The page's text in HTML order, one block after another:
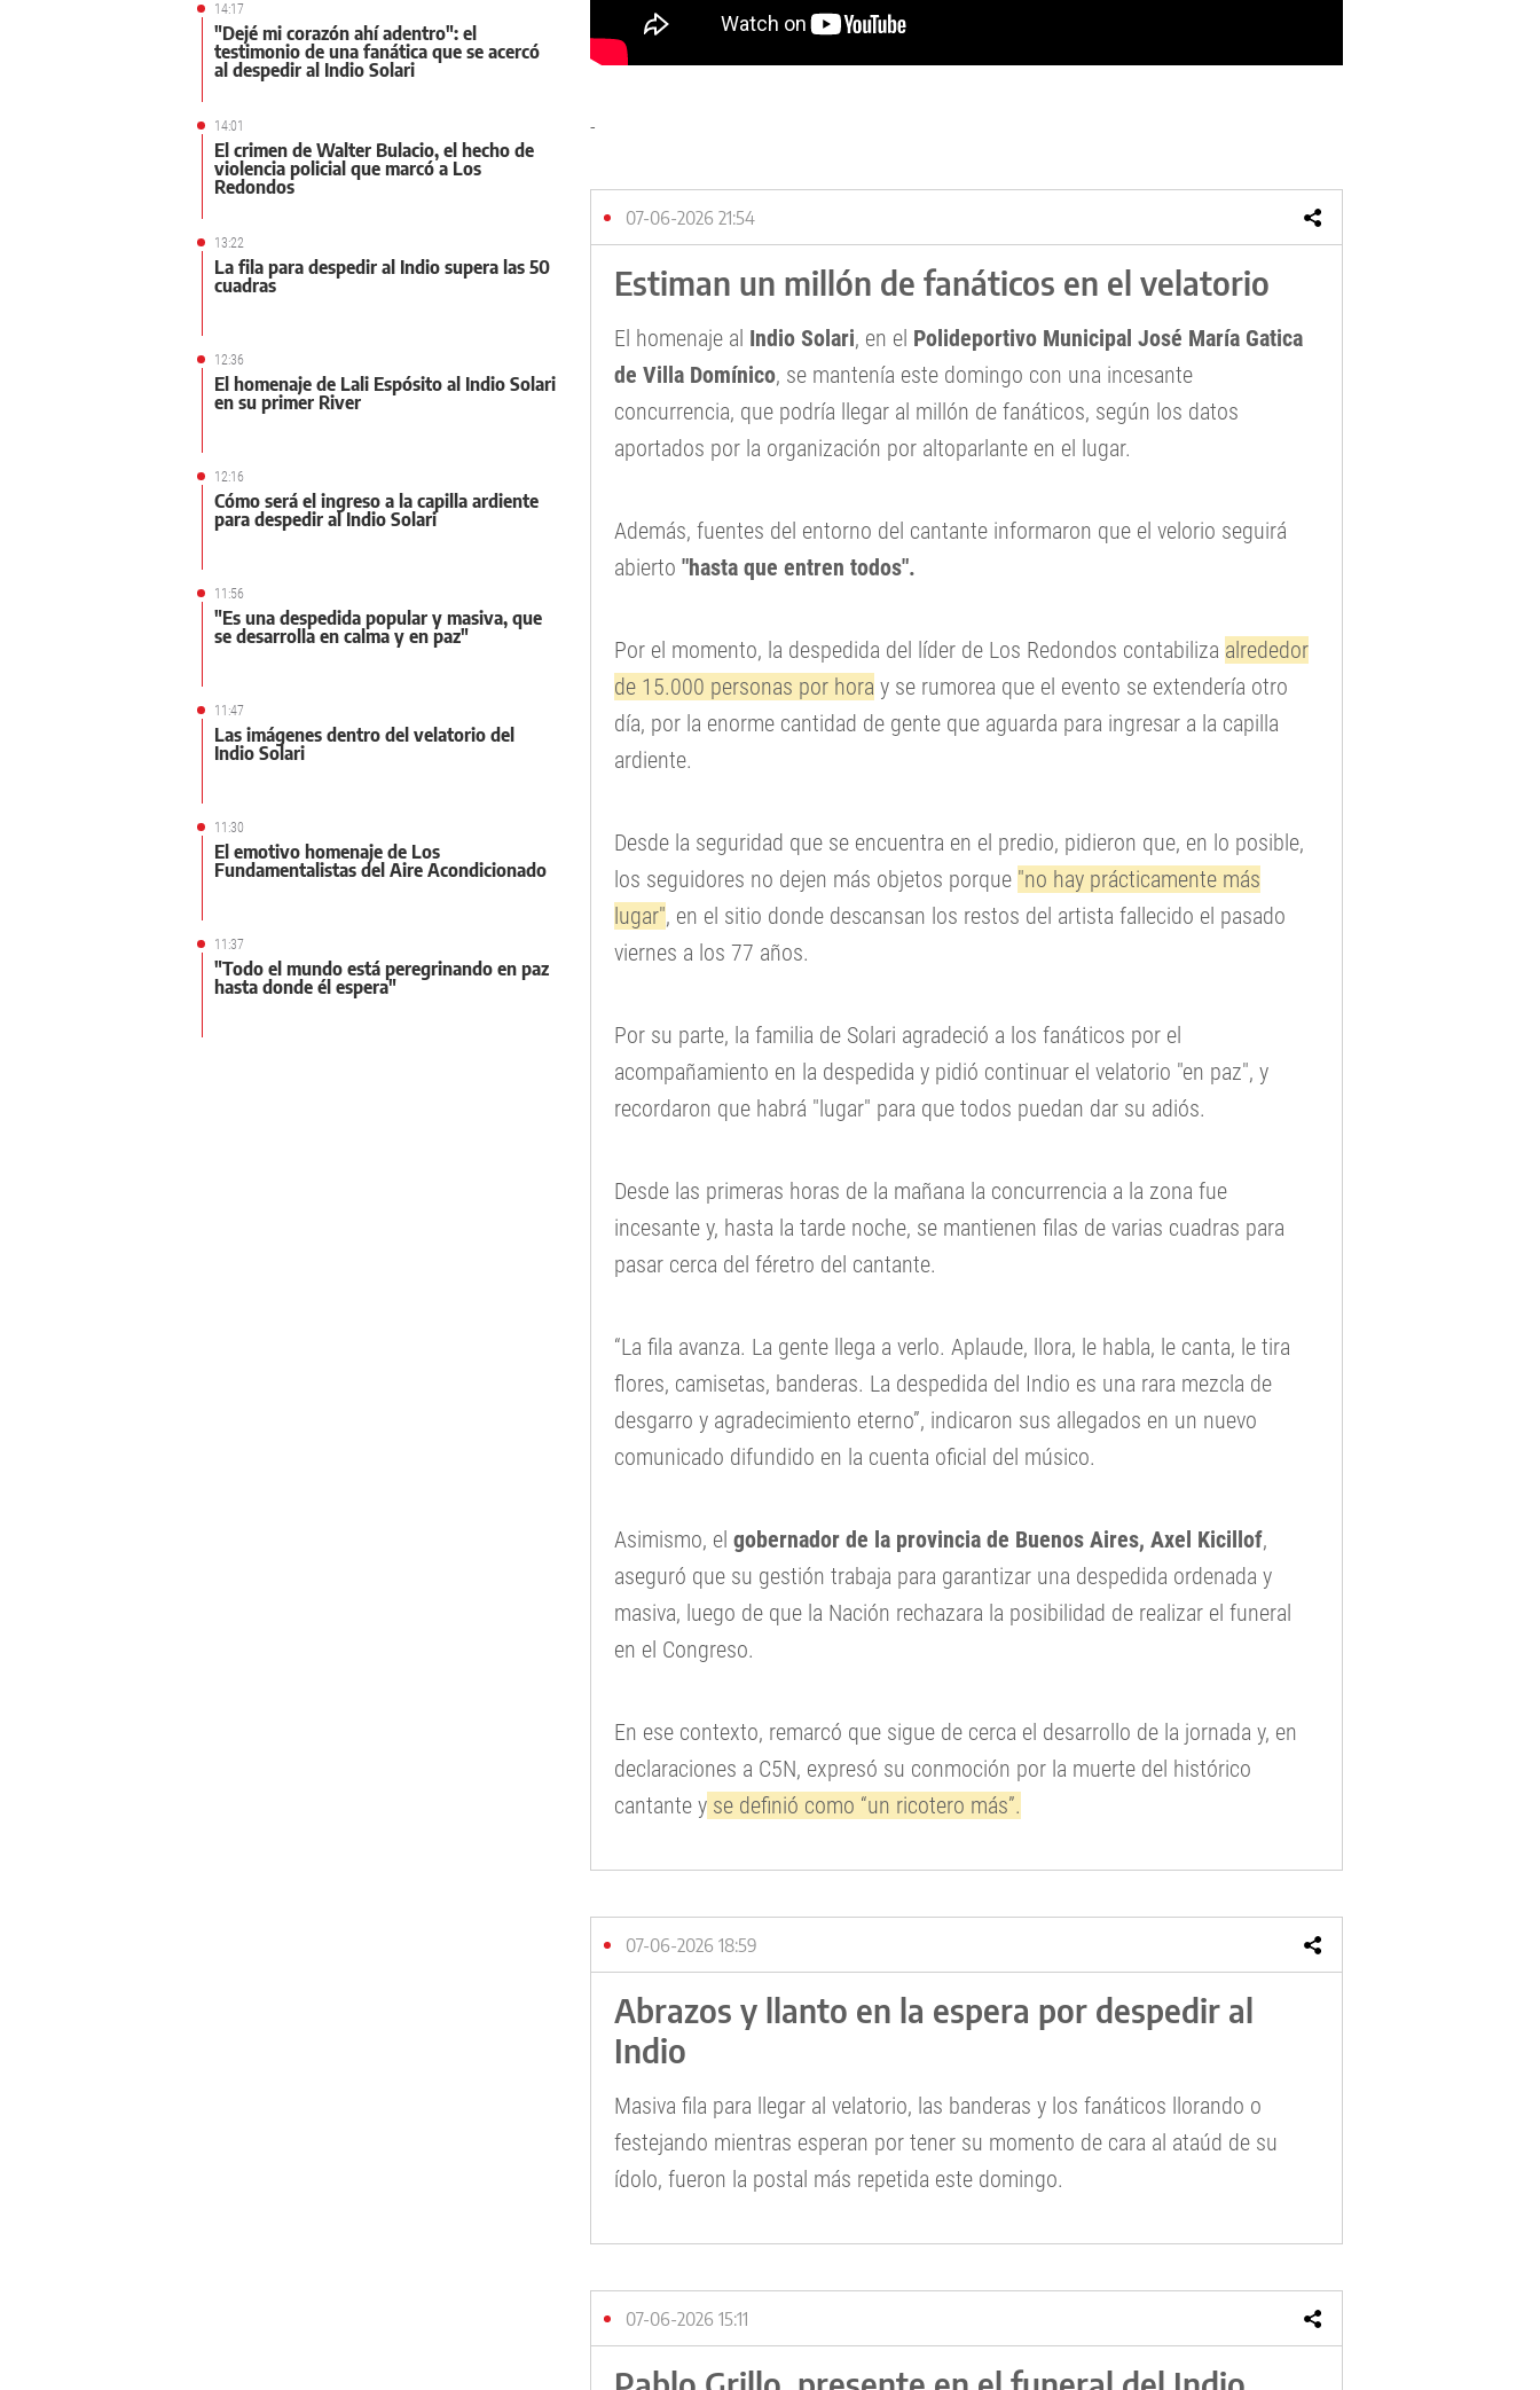
14:17
"Dejé mi corazón ahí adentro": el
testimonio de una fanática que se acercó
al despedir al Indio Solari
14:01
El crimen de Walter Bulacio, el hecho de
violencia policial que marcó a Los
Redondos
13:22
La fila para despedir al Indio supera las 50
cuadras
12:36
El homenaje de Lali Espósito al Indio Solari
en su primer River
12:16
Cómo será el ingreso a la capilla ardiente
para despedir al Indio Solari
11:56
"Es una despedida popular y masiva, que
se desarrolla en calma y en paz"
11:47
Las imágenes dentro del velatorio del
Indio Solari
11:30
El emotivo homenaje de Los
Fundamentalistas del Aire Acondicionado
11:37
"Todo el mundo está peregrinando en paz
hasta donde él espera"
-
07-06-2026 21:54
Estiman un millón de fanáticos en el velatorio
El homenaje al Indio Solari, en el Polideportivo Municipal José María Gatica
de Villa Domínico, se mantenía este domingo con una incesante
concurrencia, que podría llegar al millón de fanáticos, según los datos
aportados por la organización por altoparlante en el lugar.
Además, fuentes del entorno del cantante informaron que el velorio seguirá
abierto "hasta que entren todos".
Por el momento, la despedida del líder de Los Redondos contabiliza alrededor
de 15.000 personas por hora y se rumorea que el evento se extendería otro
día, por la enorme cantidad de gente que aguarda para ingresar a la capilla
ardiente.
Desde la seguridad que se encuentra en el predio, pidieron que, en lo posible,
los seguidores no dejen más objetos porque "no hay prácticamente más
lugar", en el sitio donde descansan los restos del artista fallecido el pasado
viernes a los 77 años.
Por su parte, la familia de Solari agradeció a los fanáticos por el
acompañamiento en la despedida y pidió continuar el velatorio "en paz", y
recordaron que habrá "lugar" para que todos puedan dar su adiós.
Desde las primeras horas de la mañana la concurrencia a la zona fue
incesante y, hasta la tarde noche, se mantienen filas de varias cuadras para
pasar cerca del féretro del cantante.
“La fila avanza. La gente llega a verlo. Aplaude, llora, le habla, le canta, le tira
flores, camisetas, banderas. La despedida del Indio es una rara mezcla de
desgarro y agradecimiento eterno”, indicaron sus allegados en un nuevo
comunicado difundido en la cuenta oficial del músico.
Asimismo, elgobernador de la provincia de Buenos Aires, Axel Kicillof,
aseguró que su gestión trabaja para garantizar una despedida ordenada y
masiva, luego de que la Nación rechazara la posibilidad de realizar el funeral
en el Congreso.
En ese contexto, remarcó que sigue de cerca el desarrollo de la jornada y, en
declaraciones a C5N, expresó su conmoción por la muerte del histórico
cantante y se definió como “un ricotero más”.
07-06-2026 18:59
Abrazos y llanto en la espera por despedir al
Indio
Masiva fila para llegar al velatorio, las banderas y los fanáticos llorando o
festejando mientras esperan por tener su momento de cara al ataúd de su
ídolo, fueron la postal más repetida este domingo.
07-06-2026 15:11